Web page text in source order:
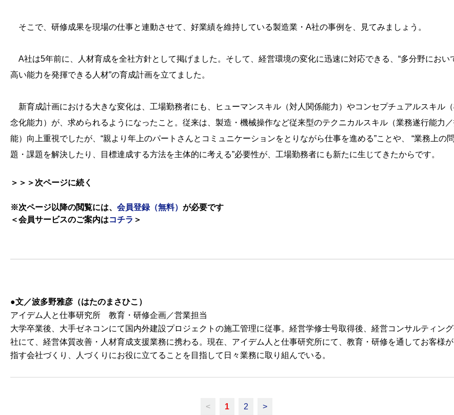
そこで、研修成果を現場の仕事と連動させて、好業績を維持している製造業・A社の事例を、見てみましょう。
A社は5年前に、人材育成を全社方針として掲げました。そして、経営環境の変化に迅速に対応できる、“多分野におい
高い能力を発揮できる人材”の育成計画を立てました。
新育成計画における大きな変化は、工場勤務者にも、ヒューマンスキル（対人関係能力）やコンセプチュアルスキル
念化能力）が、求められるようになったこと。従来は、製造・機械操作など従来型のテクニカルスキル（業務遂行能力
能）向上重視でしたが、“親より年上のパートさんとコミュニケーションをとりながら仕事を進める”ことや、 “業務上の問
題・課題を解決したり、目標達成する方法を主体的に考える”必要性が、工場勤務者にも新たに生じてきたからです。
＞＞＞次ページに続く
※次ページ以降の閲覧には、 会員登録（無料） が必要です
＜会員サービスのご案内はコチラ ＞
●文／波多野雅彦（はたのまさひこ）
アイデム人と仕事研究所 教育・研修企画／営業担当
大学卒業後、大手ゼネコンにて国内外建設プロジェクトの施工管理に従事。経営学修士号取得後、経営コンサルティン
社にて、経営体質改善・人材育成支援業務に携わる。現在、アイデム人と仕事研究所にて、教育・研修を通してお客様が
指す会社づくり、人づくりにお役に立てることを目指して日々業務に取り組んでいる。
< 1 2 >